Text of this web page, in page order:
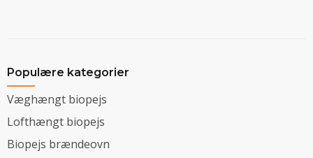
Populære kategorier
Væghængt biopejs
Lofthængt biopejs
Biopejs brændeovn